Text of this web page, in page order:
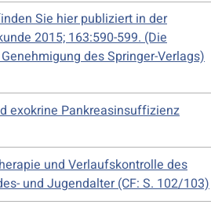
Sie hier publiziert in der
2015; 163:590-599. (Die
des Springer-Verlags)
exokrine Pankreasinsuffizienz
und Verlaufskontrolle des
und Jugendalter (CF: S. 102/103)